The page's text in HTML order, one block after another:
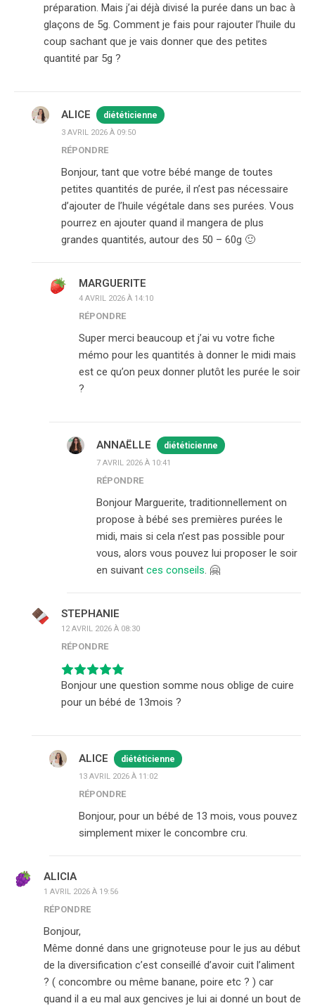
préparation. Mais j’ai déjà divisé la purée dans un bac à
glaçons de 5g. Comment je fais pour rajouter l’huile du
coup sachant que je vais donner que des petites
quantité par 5g ?
ALICE diététicienne
3 AVRIL 2026 À 09:50
RÉPONDRE
Bonjour, tant que votre bébé mange de toutes
petites quantités de purée, il n’est pas nécessaire
d’ajouter de l’huile végétale dans ses purées. Vous
pourrez en ajouter quand il mangera de plus
grandes quantités, autour des 50 – 60g 🙂
MARGUERITE
4 AVRIL 2026 À 14:10
RÉPONDRE
Super merci beaucoup et j’ai vu votre fiche
mémo pour les quantités à donner le midi mais
est ce qu’on peux donner plutôt les purée le soir
?
ANNAËLLE diététicienne
7 AVRIL 2026 À 10:41
RÉPONDRE
Bonjour Marguerite, traditionnellement on
propose à bébé ses premières purées le
midi, mais si cela n’est pas possible pour
vous, alors vous pouvez lui proposer le soir
en suivant ces conseils. 🤗
STEPHANIE
12 AVRIL 2026 À 08:30
RÉPONDRE
Bonjour une question somme nous oblige de cuire
pour un bébé de 13mois ?
ALICE diététicienne
13 AVRIL 2026 À 11:02
RÉPONDRE
Bonjour, pour un bébé de 13 mois, vous pouvez
simplement mixer le concombre cru.
ALICIA
1 AVRIL 2026 À 19:56
RÉPONDRE
Bonjour,
Même donné dans une grignoteuse pour le jus au début
de la diversification c’est conseillé d’avoir cuit l’aliment
? ( concombre ou même banane, poire etc ? ) car
quand il a eu mal aux gencives je lui ai donné un bout de